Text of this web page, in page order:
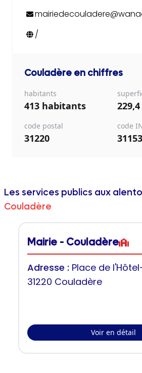
/
Couladère en chiffres
habitants
413 habitants
code postal
31220
code
31153
Les services publics aux
Couladère
Mairie - Couladère
Adresse : Place de
31220 Couladère
Voir en détail